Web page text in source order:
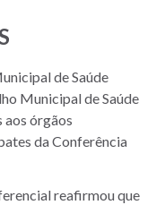
de Saúde
Municipal de Saúde
aos órgãos
da Conferência
reafirmou que